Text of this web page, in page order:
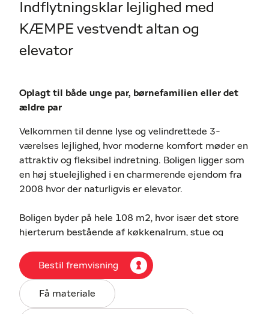
Indflytningsklar lejlighed med
KÆMPE vestvendt altan og
elevator
Oplagt til både unge par, børnefamilien eller det
ældre par
Velkommen til denne lyse og velindrettede 3-
værelses lejlighed, hvor moderne komfort møder en
attraktiv og fleksibel indretning. Boligen ligger som
en høj stuelejlighed i en charmerende ejendom fra
2008 hvor der naturligvis er elevator.
Boligen byder på hele 108 m2, hvor især det store
hjerterum bestående af køkkenalrum, stue og
stunder med familien og venner. Lejligheden
rummer to gode soveværelser, som giver fleksible
indretningsmuligheder, uanset om I drømmer om
børneværelse, hjemmekontor eller gæsteværelse.
Bestil fremvisning
Få materiale